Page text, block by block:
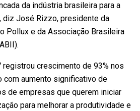
da indústria brasileira para a
diz José Rizzo, presidente da
Pollux e da Associação Brasileira
registrou crescimento de 93% nos
com aumento significativo de
de empresas que querem iniciar
para melhorar a produtividade e